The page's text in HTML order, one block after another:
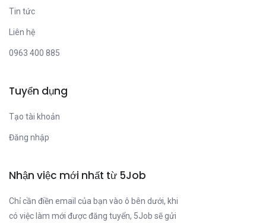
Tin tức
Liên hệ
0963 400 885
Tuyển dụng
Tạo tài khoản
Đăng nhập
Nhận việc mới nhất từ 5Job
Chỉ cần điền email của bạn vào ô bên dưới, khi
có việc làm mới được đăng tuyển, 5Job sẽ gửi